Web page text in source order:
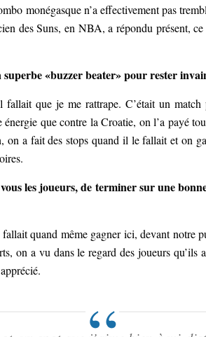
monégasque n’a effectivement pas
des Suns, en NBA, a répondu présent,
«buzzer beater» pour rester
que je me rattrape. C’était un
énergie que contre la Croatie, on l’a payé
on a fait des stops quand il le fallait et on
les joueurs, de terminer sur une
quand même gagner ici, devant notre
on a vu dans le regard des joueurs qu’ils